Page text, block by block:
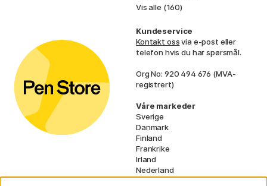
Vis alle (160)
Kundeservice
Kontakt ossvia e-post eller
telefon hvis du har spørsmål.
Org No: 920 494 676 (MVA-
registrert)
Våre markeder
Sverige
Danmark
Finland
Frankrike
Irland
Nederland
Tyskland